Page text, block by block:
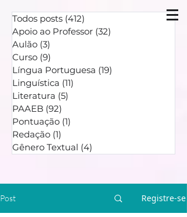
Todos posts (412)
Apoio ao Professor (32)
Aulão (3)
Curso (9)
Língua Portuguesa (19)
Linguística (11)
Literatura (5)
PAAEB (92)
Pontuação (1)
Redação (1)
Gênero Textual (4)
Post Registre-se